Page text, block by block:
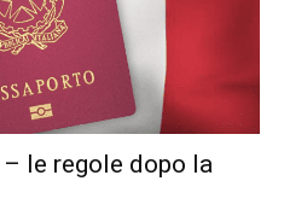
le regole dopo la